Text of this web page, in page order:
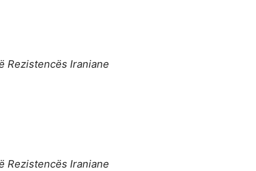
Rezistencës Iraniane
Rezistencës Iraniane